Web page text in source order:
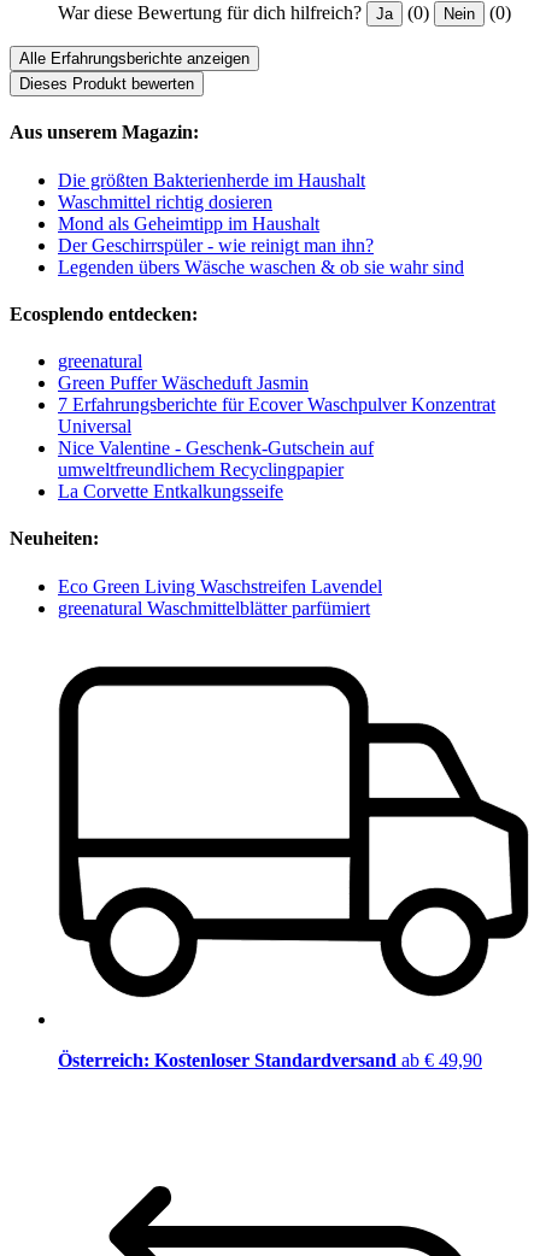
War diese Bewertung für dich hilfreich? Ja (0) Nein (0)
Alle Erfahrungsberichte anzeigen
Dieses Produkt bewerten
Aus unserem Magazin:
Die größten Bakterienherde im Haushalt
Waschmittel richtig dosieren
Mond als Geheimtipp im Haushalt
Der Geschirrspüler - wie reinigt man ihn?
Legenden übers Wäsche waschen & ob sie wahr sind
Ecosplendo entdecken:
greenatural
Green Puffer Wäscheduft Jasmin
7 Erfahrungsberichte für Ecover Waschpulver Konzentrat
Universal
Nice Valentine - Geschenk-Gutschein auf
umweltfreundlichem Recyclingpapier
La Corvette Entkalkungsseife
Neuheiten:
Eco Green Living Waschstreifen Lavendel
greenatural Waschmittelblätter parfümiert
Österreich: Kostenloser Standardversand ab € 49,90